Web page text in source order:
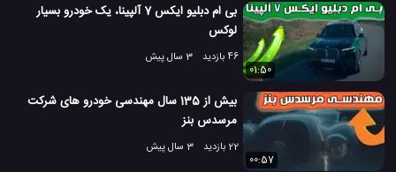
بی ام دبلیو ایکس 7 آلپینا، یک خودرو بسیار
لوکس
46 بازدید
3 سال پیش
01:50
بیش از 135 سال مهندسی خودرو های شرکت
مرسدس بنز
22 بازدید
3 سال پیش
00:57